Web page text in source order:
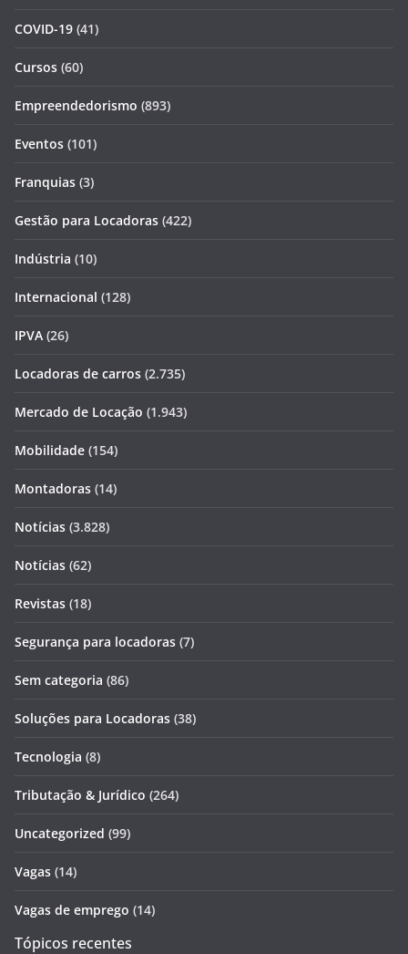
COVID-19 (41)
Cursos (60)
Empreendedorismo (893)
Eventos (101)
Franquias (3)
Gestão para Locadoras (422)
Indústria (10)
Internacional (128)
IPVA (26)
Locadoras de carros (2.735)
Mercado de Locação (1.943)
Mobilidade (154)
Montadoras (14)
Notícias (3.828)
Notícias (62)
Revistas (18)
Segurança para locadoras (7)
Sem categoria (86)
Soluções para Locadoras (38)
Tecnologia (8)
Tributação & Jurídico (264)
Uncategorized (99)
Vagas (14)
Vagas de emprego (14)
Tópicos recentes